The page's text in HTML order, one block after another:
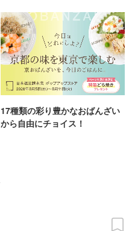
17種類の彩り豊かなおばんざい
から自由にチョイス！